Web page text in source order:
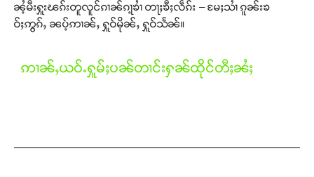
ၼႆ့မီးႁူးၽၵ်းတူလူင်ၵၢၼ်ၵႃ့ၶၢႆ တႃႈၶီႈလဵၵ်း – မႄႈသၢႆ ၵူၼ်းၶ
ဝ်ႈဢွၵ်ႇ ၼပ့်ဢၢၼ်ႇ ႁူဝ်မိုၼ်ႇ ႁူဝ်သႅၼ်။
ဢၢၼ်ႇယဝ်ႉႁူမ်ႈပၼ်တၢင်းႁၼ်ထိုင်တီႈၼႆႈ